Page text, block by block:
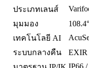
ประเภทเลนส์
มุมมอง
เทคโนโลยี AI
ระบบกลางคืน
EXIR